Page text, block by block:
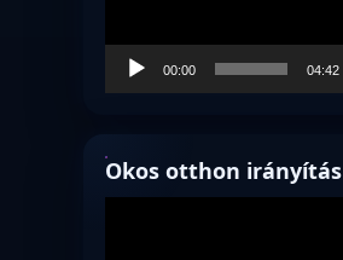
00:00 04:42
Okos otthon irányítás